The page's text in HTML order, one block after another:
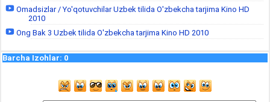
Omadsizlar / Yo'qotuvchilar Uzbek tilida O'zbekcha tarjima Kino HD
2010
Ong Bak 3 Uzbek tilida O'zbekcha tarjima Kino HD 2010
Barcha Izohlar: 0